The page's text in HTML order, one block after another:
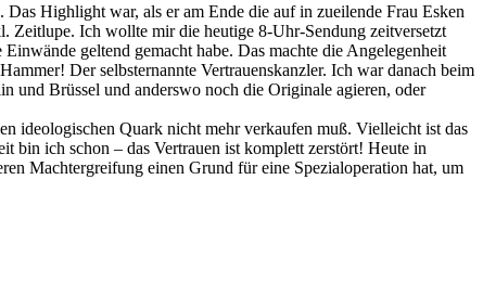
Highlight war, als er am Ende die auf in zueilende Frau Esken
Zeitlupe. Ich wollte mir die heutige 8-Uhr-Sendung zeitversetzt
geltend gemacht habe. Das machte die Angelegenheit
Der selbsternannte Vertrauenskanzler. Ich war danach beim
und Brüssel und anderswo noch die Originale agieren, oder
ideologischen Quark nicht mehr verkaufen muß. Vielleicht ist das
bin ich schon – das Vertrauen ist komplett zerstört! Heute in
Machtergreifung einen Grund für eine Spezialoperation hat, um